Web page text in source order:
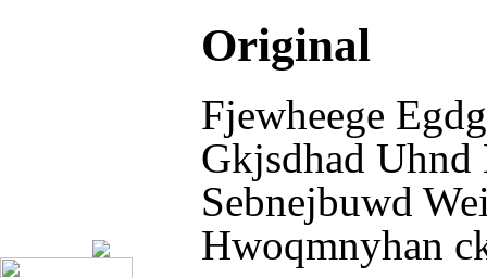
Original
Fjewheege
Gkjsdhad
Sebnejbuwd
Hwoqmnyhan